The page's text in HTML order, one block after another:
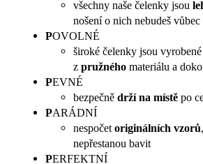
všechny naše čelenky jsou
nošení o nich nebudeš vůbec
POVOLNÉ
široké čelenky jsou vyrobené
z pružného materiálu a
PEVNÉ
bezpečně drží na místě po
PARÁDNÍ
nespočet originálních vzorů
nepřestanou bavit
PERFEKTNÍ